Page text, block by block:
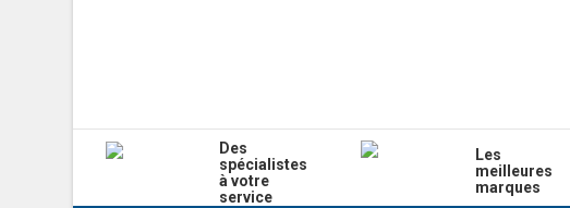
Des
spécialistes
à votre
service
Les
meilleures
marques